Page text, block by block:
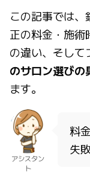
この記事では
正の料金・施術
の違い、そして
のサロン選びの
ます。
アシスタン
ト
料
失